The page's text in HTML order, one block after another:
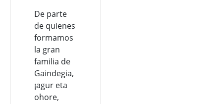
De parte
de quienes
formamos
la gran
familia de
Gaindegia,
¡agur eta
ohore,